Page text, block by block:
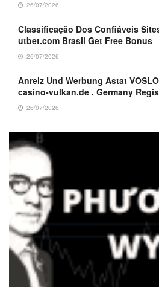
26/07/2026
Classificação Dos Confiáveis
utbet.com Brasil Get Free Bonus
26/07/2026
Anreiz Und Werbung Astat
casino-vulkan.de . Germany
26/07/2026